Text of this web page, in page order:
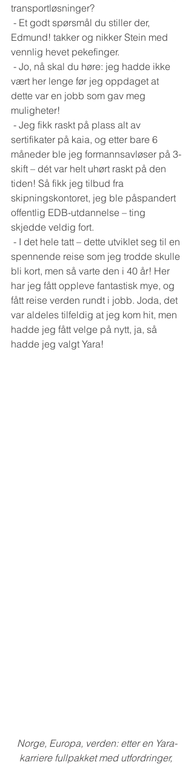
transportløsninger?
Edmund! takker og nikker Stein med
vennlig hevet pekefinger.
vært her lenge før jeg oppdaget at
dette var en jobb som gav meg
muligheter!
sertifikater på kaia, og etter bare 6
måneder ble jeg formannsavløser på 3-
skift – dét var helt uhørt raskt på den
tiden! Så fikk jeg tilbud fra
skipningskontoret, jeg ble påspandert
offentlig EDB-utdannelse – ting
skjedde veldig fort.
spennende reise som jeg trodde skulle
bli kort, men så varte den i 40 år! Her
har jeg fått oppleve fantastisk mye, og
fått reise verden rundt i jobb. Joda, det
var aldeles tilfeldig at jeg kom hit, men
hadde jeg fått velge på nytt, ja, så
hadde jeg valgt Yara!
Norge, Europa, verden: etter en Yara-
karriere fullpakket med utfordringer,